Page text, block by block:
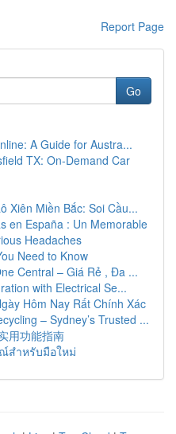
Report Page
Go
A Guide for Austra...
TX: On-Demand Car
Xiên Miền Bắc: Soi Cầu...
en España : Un Memorable
Headaches
Need to Know
Central – Giá Rẻ , Đa ...
with Electrical Se...
Hôm Nay Rất Chính Xác
– Sydney’s Trusted ...
用功能指南
สำหรับมือใหม่